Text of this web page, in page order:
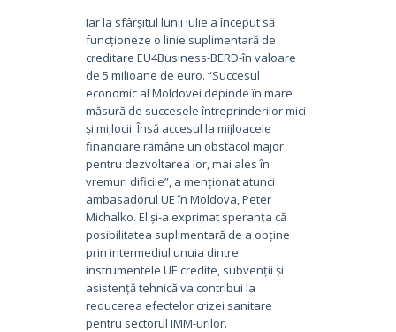
Iar la sfârșitul lunii iulie a început să
funcționeze o linie suplimentară de
creditare EU4Business-BERD-în valoare
de 5 milioane de euro. “Succesul
economic al Moldovei depinde în mare
măsură de succesele întreprinderilor mici
și mijlocii. Însă accesul la mijloacele
financiare rămâne un obstacol major
pentru dezvoltarea lor, mai ales în
vremuri dificile”, a menționat atunci
ambasadorul UE în Moldova, Peter
Michalko. El și-a exprimat speranța că
posibilitatea suplimentară de a obține
prin intermediul unuia dintre
instrumentele UE credite, subvenții și
asistență tehnică va contribui la
reducerea efectelor crizei sanitare
pentru sectorul IMM-urilor.